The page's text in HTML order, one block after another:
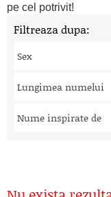
pe cel potrivit!
Filtreaza dupa:
Sex
Lungimea numelui
Nume inspirate de